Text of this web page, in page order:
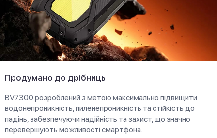
Продумано до дрібниць
BV7300 розроблений з метою максимально підвищити
водонепроникність, пиленепроникність та стійкість до
падінь, забезпечуючи надійність та захист, що значно
перевершують можливості смартфона.